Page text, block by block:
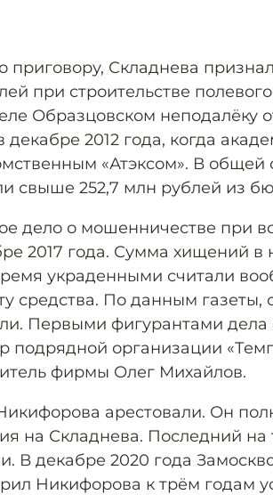
приговору, Складнева
при строительстве
Образцовском неподалёку
декабре 2012 года, когда
«Атэксом». В общей
свыше 252,7 млн рублей из
дело о мошенничестве при
2017 года. Сумма хищений в
украденными считали
средства. По данным газеты,
Первыми фигурантами дела
подрядной организации
фирмы Олег Михайлов.
арестовали. Он
на Складнева. Последний на
В декабре 2020 года
Никифорова к трём годам